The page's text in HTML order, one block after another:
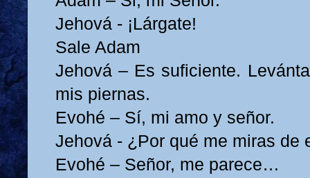
Jehová - ¡Lárgate!
Sale Adam
Jehová – Es suficiente.
mis piernas.
Evohé – Sí, mi amo y señor.
Jehová - ¿Por qué me miras de
Evohé – Señor, me parece…